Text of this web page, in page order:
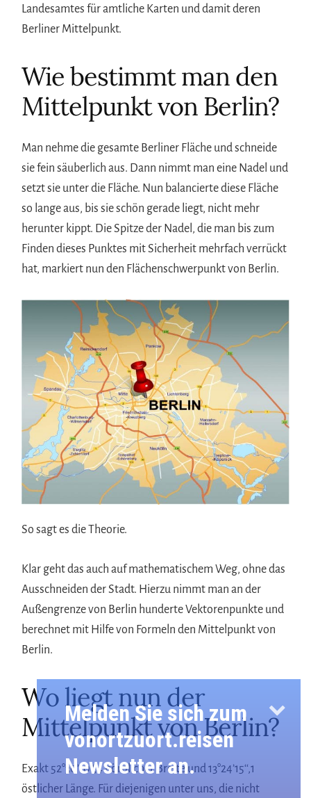
Landesamtes für amtliche Karten und damit deren
Berliner Mittelpunkt.
Wie bestimmt man den
Mittelpunkt von Berlin?
Man nehme die gesamte Berliner Fläche und schneide
sie fein säuberlich aus. Dann nimmt man eine Nadel und
setzt sie unter die Fläche. Nun balancierte diese Fläche
so lange aus, bis sie schön gerade liegt, nicht mehr
herunter kippt. Die Spitze der Nadel, die man bis zum
Finden dieses Punktes mit Sicherheit mehrfach verrückt
hat, markiert nun den Flächenschwerpunkt von Berlin.
So sagt es die Theorie.
Klar geht das auch auf mathematischem Weg, ohne das
Ausschneiden der Stadt. Hierzu nimmt man an der
Außengrenze von Berlin hunderte Vektorenpunkte und
berechnet mit Hilfe von Formeln den Mittelpunkt von
Berlin.
Wo liegt nun der
Mittelpunkt von Berlin?
Exakt 52°30’10‘‘,4 nördlicher Breite und 13°24’15‘‘,1
östlicher Länge. Für diejenigen unter uns, die nicht
Melden Sie sich zum
vonortzuort.reisen
Newsletter an.